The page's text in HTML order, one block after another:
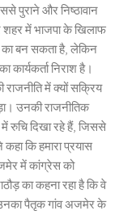
पुराने और निष्ठावान
शहर में भाजपा के खिलाफ
का बन सकता है, लेकिन
कार्यकर्ता निराश है।
में क्यों सक्रिय
उनकी राजनीतिक
रुचि दिखा रहे हैं, जिससे
कि हमारा प्रयास
में कांग्रेस को
का कहना रहा है कि वे
उनका पैतृक गांव अजमेर के